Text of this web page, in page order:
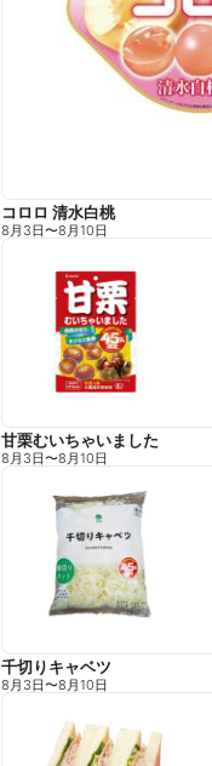
コロロ 清水白桃
8月3日〜8月10日
甘栗むいちゃいました
8月3日〜8月10日
千切りキャベツ
8月3日〜8月10日